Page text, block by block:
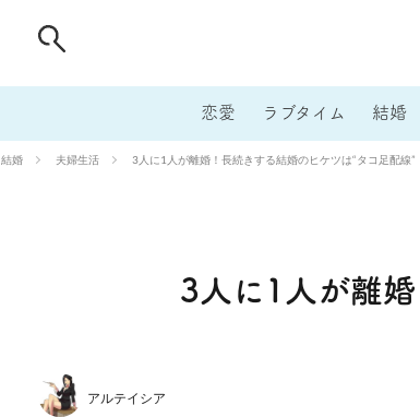
恋愛 ラブタイム 結婚
結婚 夫婦生活 3人に1人が離婚！長続きする結婚のヒケツは“タコ足配線”
3人に1人が離
アルテイシア